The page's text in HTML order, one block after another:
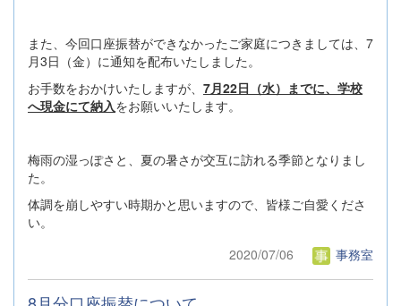
また、今回口座振替ができなかったご家庭につきましては、7
月3日（金）に通知を配布いたしました。
お手数をおかけいたしますが、 7月22日（水）までに、学校
へ現金にて納入をお願いいたします。
梅雨の湿っぽさと、夏の暑さが交互に訪れる季節となりまし
た。
体調を崩しやすい時期かと思いますので、皆様ご自愛くださ
い。
2020/07/06
事務室